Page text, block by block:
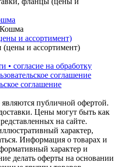
и ассортимент)
• согласие на обработку
соглашение
соглашение
публичной офертой.
Цены могут быть как
на сайте.
характер,
Информация о товарах и
характер и
делать оферты на основании